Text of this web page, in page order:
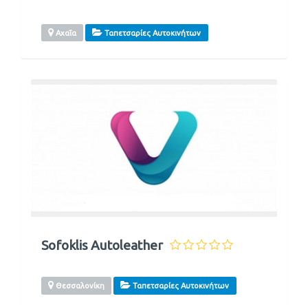
Αχαΐα Ταπετσαρίες Αυτοκινήτων
Sofoklis Autoleather
Θεσσαλονίκη Ταπετσαρίες Αυτοκινήτων